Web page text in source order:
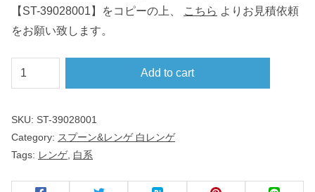
【ST-39028001】をコピーの上、
こちら よりお見積依頼
をお願い致します。
洋
風
ン
中
Add to cart
SKU: ST-39028001
Category: スプーン&レンゲ 白レンゲ
Tags: レンゲ, 白系